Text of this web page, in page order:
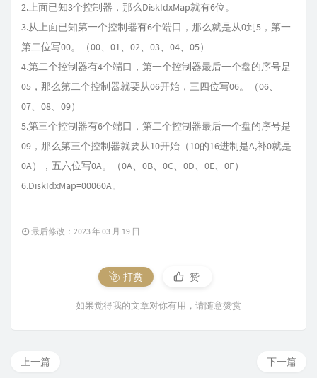
2.上面已知3个控制器，那么DiskIdxMap就有6位。
3.从上面已知第一个控制器有6个端口，那么就是从0到5，第一
第二位写00。（00、01、02、03、04、05）
4.第二个控制器有4个端口，第一个控制器最后一个盘的序号是
05，那么第二个控制器就要从06开始，三四位写06。（06、
07、08、09）
5.第三个控制器有6个端口，第二个控制器最后一个盘的序号是
09，那么第三个控制器就要从10开始（10的16进制是A,补0就是
0A），五六位写0A。（0A、0B、0C、0D、0E、0F）
6.DiskIdxMap=00060A。
最后修改：2023 年 03 月 19 日
打赏 赞
如果觉得我的文章对你有用，请随意赞赏
下一篇
上一篇